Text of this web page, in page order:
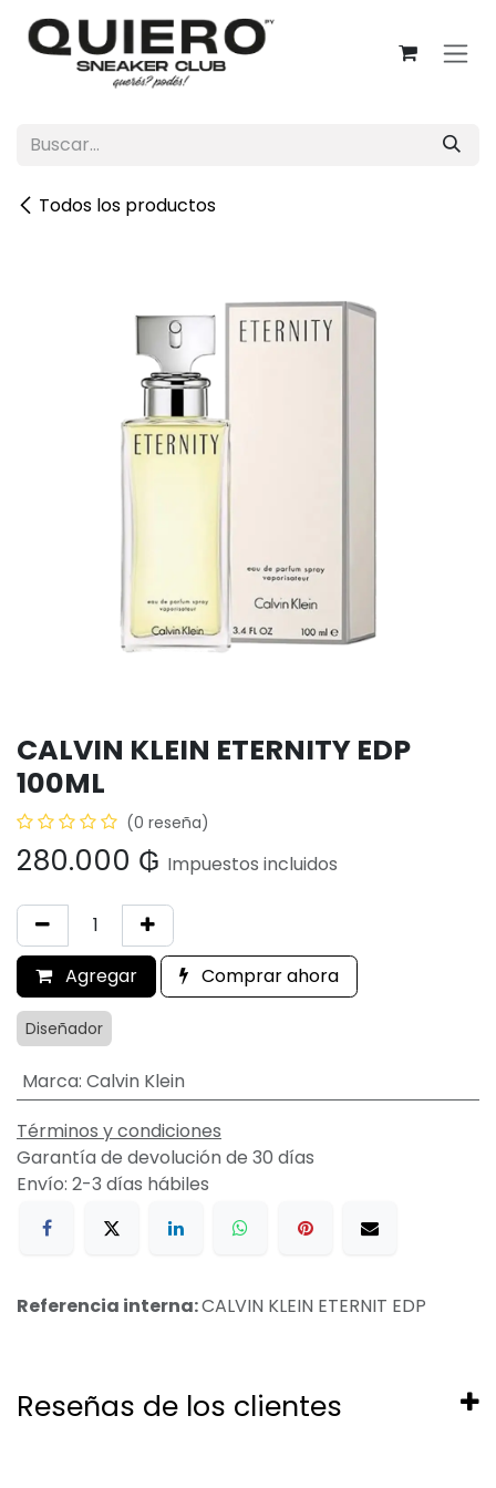
Ir al contenido
Todos los productos
CALVIN KLEIN ETERNITY EDP
100ML
(0 reseña)
280.000 ₲ Impuestos incluidos
Agregar Comprar ahora
Diseñador
Marca: Calvin Klein
Términos y condiciones
Garantía de devolución de 30 días
Envío: 2-3 días hábiles
Referencia interna:CALVIN KLEIN ETERNIT EDP
Reseñas de los clientes